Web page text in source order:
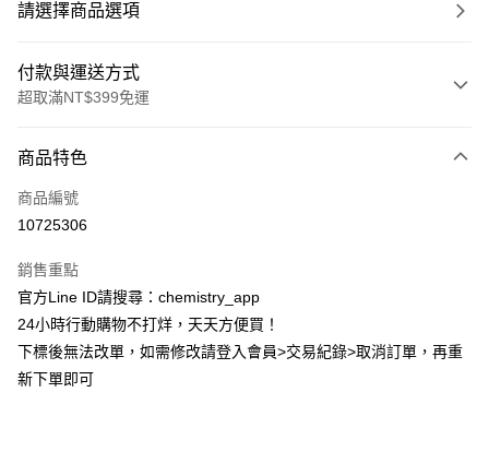
請選擇商品選項
付款與運送方式
超取滿NT$399免運
信用卡一次付款
超商取貨付款
Apple Pay
街口支付
悠遊付
商品特色
商品編號
10725306
銷售重點
官方Line ID請搜尋：chemistry_app
24小時行動購物不打烊，天天方便買！
下標後無法改單，如需修改請登入會員>交易紀錄>取消訂單，再重
新下單即可